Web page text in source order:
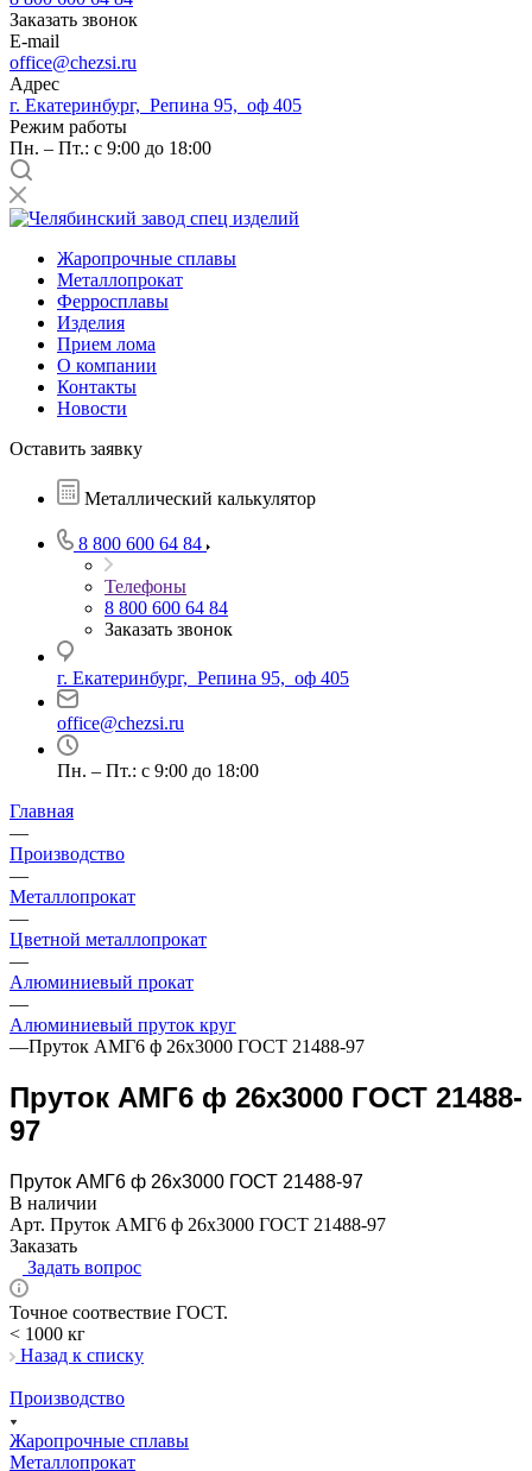
Заказать звонок
E-mail
office@chezsi.ru
Адрес
г. Екатеринбург, Репина 95, оф 405
Режим работы
Пн. – Пт.: с 9:00 до 18:00
Жаропрочные сплавы
Металлопрокат
Ферросплавы
Изделия
Прием лома
О компании
Контакты
Новости
Оставить заявку
Металлический калькулятор
8 800 600 64 84
Телефоны
8 800 600 64 84
Заказать звонок
г. Екатеринбург, Репина 95, оф 405
office@chezsi.ru
Пн. – Пт.: с 9:00 до 18:00
Главная
—
Производство
—
Металлопрокат
—
Цветной металлопрокат
—
Алюминиевый прокат
—
Алюминиевый пруток круг
—Пруток АМГ6 ф 26х3000 ГОСТ 21488-97
Пруток АМГ6 ф 26х3000 ГОСТ 21488-
97
Пруток АМГ6 ф 26х3000 ГОСТ 21488-97
В наличии
Арт. Пруток АМГ6 ф 26х3000 ГОСТ 21488-97
Заказать
Задать вопрос
Точное соотвествие ГОСТ.
< 1000 кг
Назад к списку
Производство
Жаропрочные сплавы
Металлопрокат